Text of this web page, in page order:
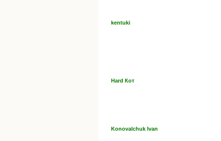
kentuki
Hard Кот
Konovalchuk Ivan